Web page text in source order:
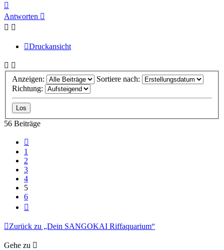
oben
Antworten
Druckansicht
Anzeigen:
Sortiere nach:
Richtung:
56 Beiträge
1
2
3
4
5
6
Zurück zu „Dein SANGOKAI Riffaquarium“
Gehe zu